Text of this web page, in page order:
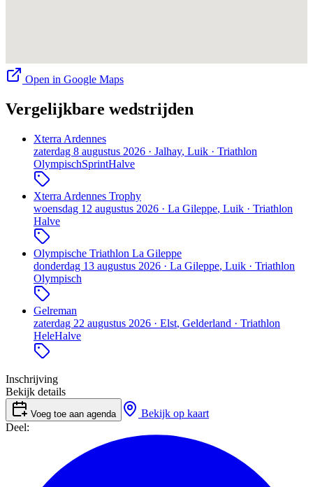
Open in Google Maps
Vergelijkbare wedstrijden
Xterra Ardennes
zaterdag 8 augustus 2026 · Jalhay, Luik · Triathlon
OlympischSprintHalve
Xterra Ardennes Trophy
woensdag 12 augustus 2026 · La Gileppe, Luik · Triathlon
Halve
Olympische Triathlon La Gileppe
donderdag 13 augustus 2026 · La Gileppe, Luik · Triathlon
Olympisch
Gelreman
zaterdag 22 augustus 2026 · Elst, Gelderland · Triathlon
HeleHalve
Inschrijving
Bekijk details
Voeg toe aan agenda
Bekijk op kaart
Deel: